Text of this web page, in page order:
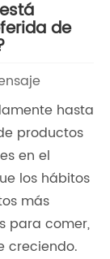
de
hasta
productos
en el
los hábitos
más
para comer,
creciendo.